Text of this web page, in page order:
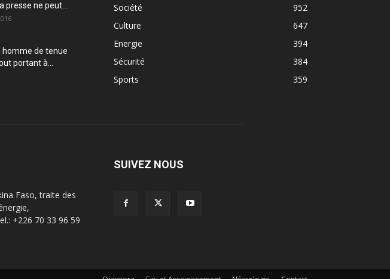
presse ne peut...
homme de tenue
portant à...
Société
952
Culture
647
Energie
394
Sécurité
384
Sports
359
Faso, traite des
+226 70 33 96 59
SUIVEZ NOUS